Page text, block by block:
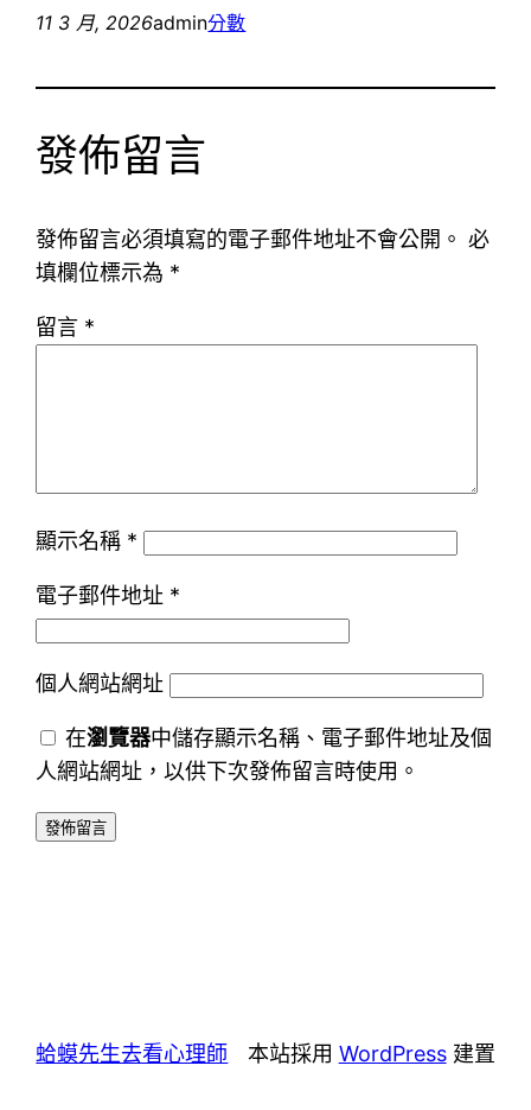
11 3 月, 2026admin分數
發佈留言
發佈留言必須填寫的電子郵件地址不會公開。 必
填欄位標示為 *
留言 *
顯示名稱 *
電子郵件地址 *
個人網站網址
在瀏覽器中儲存顯示名稱、電子郵件地址及個
人網站網址，以供下次發佈留言時使用。
蛤蟆先生去看心理師 本站採用 WordPress建置